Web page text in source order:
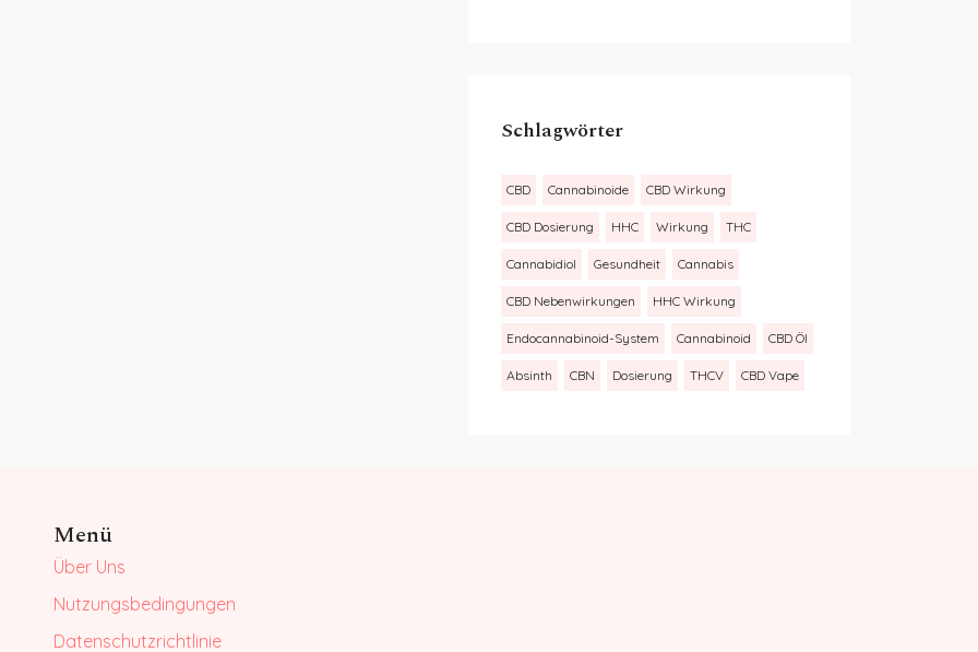
Schlagwörter
CBD Cannabinoide CBD Wirkung
CBD Dosierung HHC Wirkung THC
Cannabidiol Gesundheit Cannabis
CBD Nebenwirkungen HHC Wirkung
Endocannabinoid-System Cannabinoid CBD Öl
Absinth CBN Dosierung THCV CBD Vape
Menü
Über Uns
Nutzungsbedingungen
Datenschutzrichtlinie